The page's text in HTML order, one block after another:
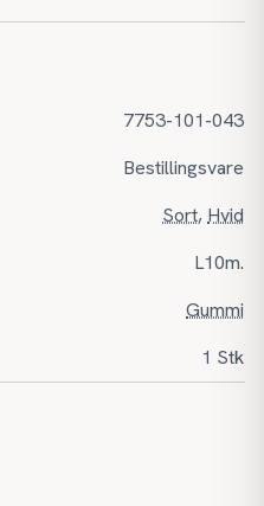
7753-101-043
Bestillingsvare
Sort, Hvid
L10m.
Gummi
1 Stk